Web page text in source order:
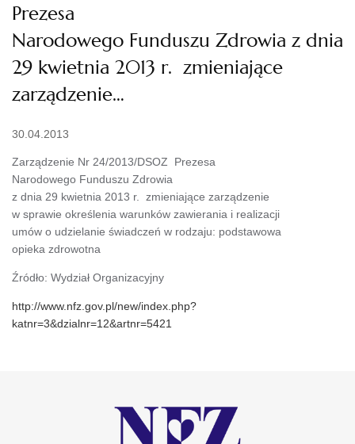
Prezesa
Narodowego Funduszu Zdrowia z dnia
29 kwietnia 2013 r. zmieniające
zarządzenie…
30.04.2013
Zarządzenie Nr 24/2013/DSOZ Prezesa
Narodowego Funduszu Zdrowia
z dnia 29 kwietnia 2013 r. zmieniające zarządzenie
w sprawie określenia warunków zawierania i realizacji
umów o udzielanie świadczeń w rodzaju: podstawowa
opieka zdrowotna
Źródło: Wydział Organizacyjny
http://www.nfz.gov.pl/new/index.php?
katnr=3&dzialnr=12&artnr=5421